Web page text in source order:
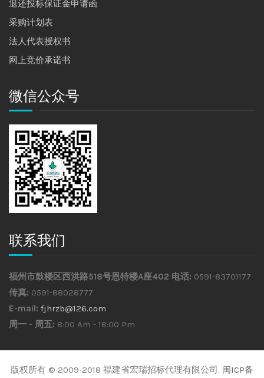
退还投标保证金申请函
采购计划表
法人代表授权书
网上竞价承诺书
微信公众号
联系我们
福州市鼓楼区西洪路518号恩特楼A座402 电话: 0591-83701177
传真: 0591-88028777
E-mail: fjhrzb@126.com
周一 - 周五: 8:00 Am - 18:00 Pm
版权所有 © 2009-2018 福建省宏瑞招标代理有限公司. 闽ICP备